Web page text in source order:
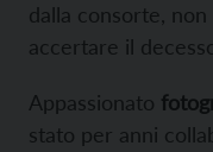
dalla consorte,
accertare il
Appassionato
stato per anni